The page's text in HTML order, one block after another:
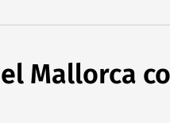
Mallorca